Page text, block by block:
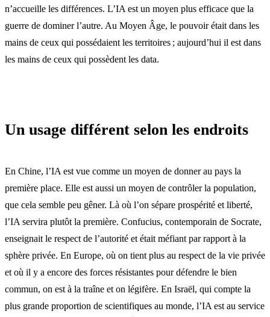
n’accueille les différences. L’IA est un moyen plus efficace que la
guerre de dominer l’autre. Au Moyen Âge, le pouvoir était dans les
mains de ceux qui possédaient les territoires ; aujourd’hui il est dans
les mains de ceux qui possèdent les data.
Un usage différent selon les endroits
En Chine, l’IA est vue comme un moyen de donner au pays la
première place. Elle est aussi un moyen de contrôler la population,
que cela semble peu gêner. Là où l’on sépare prospérité et liberté,
l’IA servira plutôt la première. Confucius, contemporain de Socrate,
enseignait le respect de l’autorité et était méfiant par rapport à la
sphère privée. En Europe, où on tient plus au respect de la vie privée
et où il y a encore des forces résistantes pour défendre le bien
commun, on est à la traîne et on légifère. En Israël, qui compte la
plus grande proportion de scientifiques au monde, l’IA est au service